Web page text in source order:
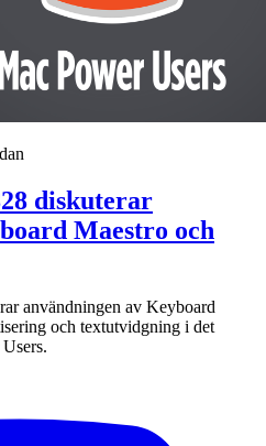
diskuterar
Maestro och
användningen av Keyboard
och textutvidgning i det